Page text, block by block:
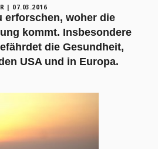
| 07.03.2016
erforschen, woher die
kommt. Insbesondere
die Gesundheit,
USA und in Europa.